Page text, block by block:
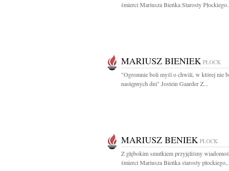
śmierci Mariusza Bieńka Starosty
MARIUSZ BIENIEK PŁOCK
"Ogromnie boli myśl o chwili, w której nie
następnych dni" Jostein Gaarder Z...
MARIUSZ BENIEK PŁOCK
Z głębokim smutkiem przyjęliśmy
śmierci Mariusza Bieńka starosty